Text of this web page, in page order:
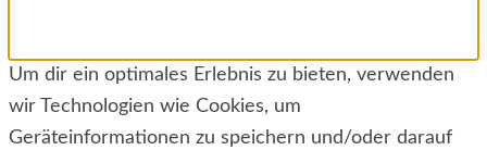
Um dir ein optimales Erlebnis zu bieten, verwenden
wir Technologien wie Cookies, um
Geräteinformationen zu speichern und/oder darauf